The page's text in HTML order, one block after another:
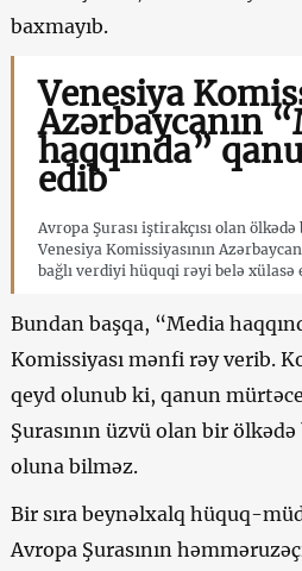
baxmayıb.
Venesiya
Azərbaycanın
haqqında”
edib
Avropa Şurası iştirakçısı olan
Venesiya Komissiyasının
bağlı verdiyi hüquqi rəyi belə xülasə
Bundan başqa, “Media
Komissiyası mənfi rəy verib.
qeyd olunub ki, qanun
Şurasının üzvü olan bir
oluna bilməz.
Bir sıra beynəlxalq hüquq-
Avropa Şurasının